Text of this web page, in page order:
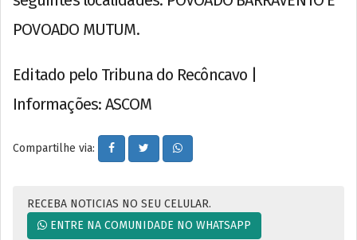
POVOADO MUTUM.
Editado pelo Tribuna do Recôncavo |
Informações: ASCOM
Compartilhe via:
RECEBA NOTICIAS NO SEU CELULAR.
ENTRE NA COMUNIDADE NO WHATSAPP